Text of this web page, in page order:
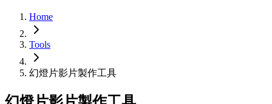
Home
Tools
幻燈片影片製作工具